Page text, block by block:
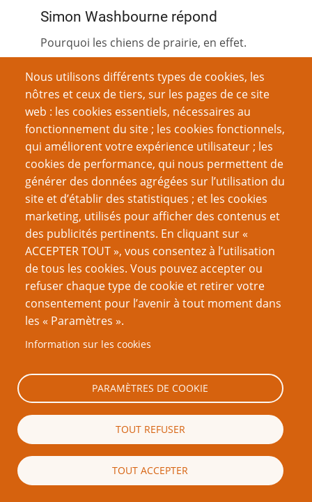
Simon Washbourne répond
Pourquoi les chiens de prairie, en effet.
Eh bien, je venais de finir de lireDucton Wood
il y a plein de romans dans la série desDuction
- ça parle de taupes. Et j'ai pensé que ça ferait
un JdR formidable. J'avais bien sûr entendu
parler deBunnies & Burrows, mais je trouvais
que [l'adaptation des romans] avait été faite
tout de travers.
Cependant, il s'est trouvé que j'étais en
vacances au Wyoming et que j'ai visité the
Devil's Tower, ou il y a une grande ville de
chiens de prairie. J'ai tout de suite pensé que
les chiens de prairie avait une société bien
plus intéressante que les taupes - qui sont
surtout solitaires. Cela donnerait donc un
vivent en "villes", ont des familles - appelées
ont des sentinelles ; ils font pousser leur
propre nourriture (guérisseurs) ; ils vivent à
côté des bisons, et ainsi de suite. Et ils
jappent - jappement, décidai-je, qui aurait des
pouvoirs magiques.
j'ai juste extrapolé, et ça a grandi à partir de
Nous utilisons différents types de cookies, les
nôtres et ceux de tiers, sur les pages de ce site
web : les cookies essentiels, nécessaires au
fonctionnement du site ; les cookies fonctionnels,
qui améliorent votre expérience utilisateur ; les
cookies de performance, qui nous permettent de
générer des données agrégées sur l’utilisation du
site et d’établir des statistiques ; et les cookies
marketing, utilisés pour afficher des contenus et
des publicités pertinents. En cliquant sur «
ACCEPTER TOUT », vous consentez à l’utilisation
de tous les cookies. Vous pouvez accepter ou
refuser chaque type de cookie et retirer votre
consentement pour l’avenir à tout moment dans
les « Paramètres ».
Information sur les cookies
PARAMÈTRES DE COOKIE
TOUT REFUSER
TOUT ACCEPTER